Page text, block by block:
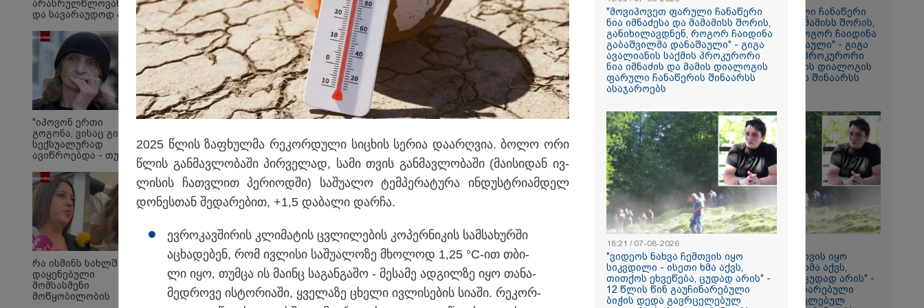
"თავად ეკა კუპატაძეც ვერ უთითებს რაიმე
კონკრეტულ მტკიცებულებას, პროკურატურამ ვერ
გაუძლო წნეხს! გაუძლებს კი სასამართლო ამ
წნეხს?"
არასრულწლოვნის ამ
მდგომარეობაში ჩაგდებას?"
"ჩანაწერში მამა-შვილს
შორის კამათი
მიმდინარეობს - ნია იმნაძე
დემონსტრირებას ახდენს,
რომ ის არა მხოლოდ
ეთანხმება იმას, რაც მოხდა,
არამედ გარკვეულ
წინმსწრებ ინფორმაციასაც
ფლობდა” - რა ისმის ფარულ
ჩანაწერში, სადაც იმნაძე
მამას ესაუბრება?
რატომ ჩაბნელდა
საქართველო მესამედ და
გველოდება თუ არა
ზამთარში მასშტაბური
ენერგოკრიზისი -
"პრობლემის მოგვარებას
დაახლოებით ერთი თვე
სასკოლო ფორმების
"მოვიპოვეთ ფარული ჩანაწერი
ნია იმნაძესა და მამამისს შორის,
განიხილავდნენ, როგორ ჩაიდინა
გაბაშვილმა დანაშაული" - გიგა
ავალიანის საქმის პროკურორი
ნია იმნაძის და მამის დიალოგის
ფარული ჩანაწერის შინაარსს
"ვიდეოს ნახვა ჩემთვის იყო
სიკვდილი - ისეთი ხმა აქვს,
თითქოს ეხვეწება, ცუდად არის" -
12 წლის წინ გაუჩინარებული
ბიჭის დედა გავრცელებულ
არასრულწლოვანების
და სავარაუდოდ არა
არასრულწლოვანების
ჯგუფი" - რა
ინფორმაციას
ავრცელებს
ადვოკატი?
"იპოვონ ერთი
გოგონა, ვისაც გიგა
სექსუალურად
ავიწროებდა - თუ
ლარს
ოფიციალურად,
სახალხოდ გადავცემ"
- ეკა კუპატაძე
განცხადებას
ავრცელებს
რა ისმინს სახლში
დაყენებული
მომსასმენი
მოწყობილობის
2025 წლის ზა­ფხულ­მა რე­კორ­დუ­ლი სი­ცხის სე­რია და­არ­ღვია. ბოლო ორი
წლის გან­მავ­ლო­ბა­ში პირ­ვე­ლად, სამი თვის გან­მავ­ლო­ბა­ში (მა­ი­სი­დან ივ­
ლი­სის ჩათ­ვლით პე­რი­ოდ­ში) სა­შუ­ა­ლო ტემ­პე­რა­ტუ­რა ინ­დუსტრი­ამ­დელ
დო­ნეს­თან შე­და­რე­ბით, +1,5 და­ბა­ლი დარ­ჩა.
ევ­რო­კავ­ში­რის კლი­მა­ტის ცვლი­ლე­ბის კო­პერ­ნი­კის სამ­სა­ხურ­ში
აცხა­დე­ბენ, რომ ივ­ლი­სი სა­შუ­ა­ლო­ზე მხო­ლოდ 1,25 °C-ით თბი­
ლი იყო, თუმ­ცა ის მა­ინც სა­გან­გა­შო - მე­სა­მე ად­გილ­ზე იყო თა­ნა­
მედ­რო­ვე ის­ტო­რი­ა­ში, ყვე­ლა­ზე ცხე­ლი ივ­ლი­სე­ბის სი­ა­ში. რე­კორ­
"მოვიპოვეთ ფარული ჩანაწერი
ნია იმნაძესა და მამამისს შორის,
განიხილავდნენ, როგორ ჩაიდინა
გაბაშვილმა დანაშაული" - გიგა
ავალიანის საქმის პროკურორი
ნია იმნაძის და მამის დიალოგის
ფარული ჩანაწერის შინაარსს
ასაჯაროებს
18:21 / 07-08-2026
"ვიდეოს ნახვა ჩემთვის იყო
სიკვდილი - ისეთი ხმა აქვს,
თითქოს ეხვეწება, ცუდად არის" -
12 წლის წინ გაუჩინარებული
ბიჭის დედა გავრცელებულ